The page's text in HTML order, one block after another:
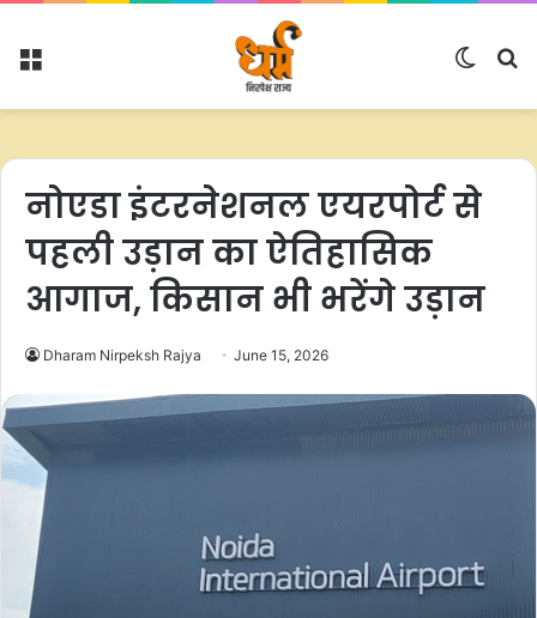
Menu
Switch
नोएडा इंटरनेशनल एयरपोर्ट से
पहली उड़ान का ऐतिहासिक
आगाज, किसान भी भरेंगे उड़ान
Dharam Nirpeksh Rajya June 15, 2026